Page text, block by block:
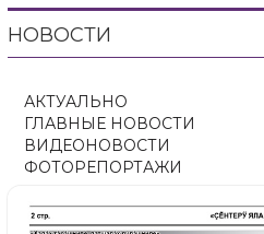
НОВОСТИ
АКТУАЛЬНО
ГЛАВНЫЕ НОВОСТИ
ВИДЕОНОВОСТИ
ФОТОРЕПОРТАЖИ